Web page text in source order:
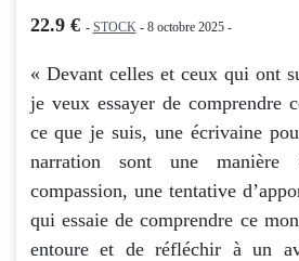
22.9 € - STOCK - 8 octobre 2025 -
« Devant celles et ceux qui ont
je veux essayer de comprendre
ce que je suis, une écrivaine
narration sont une manière
compassion, une tentative
qui essaie de comprendre ce
entoure et de réfléchir à un